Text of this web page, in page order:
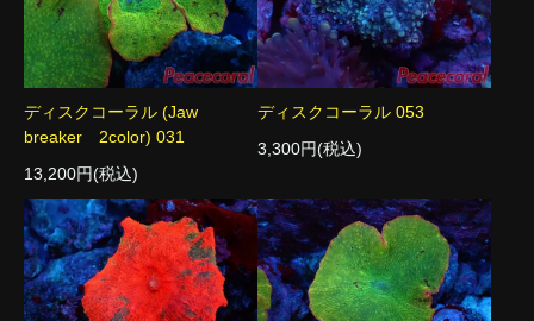
ディスクコーラル (Jaw
breaker 2color) 031
13,200円(税込)
ディスクコーラル 053
3,300円(税込)